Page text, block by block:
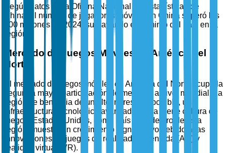
Según datos de la Oficina Nacional de Estadísticas de
China, el número de jugadores móviles en China superó los
500 millones en 2024, subrayando el dominio del país en la
región.
Mercado de Juegos Móviles en América del
Norte
El mercado de juegos móviles en América del Norte ocupa la
segunda mayor participación de mercado a nivel mundial. La
región se beneficia de un alto ingreso disponible, una
infraestructura tecnológica avanzada y una fuerte cultura de
juegos. Estados Unidos, como país líder dentro de esta
región, muestra un crecimiento significativo debido a las
innovaciones en juegos de realidad aumentada (AR) y
realidad virtual (VR).